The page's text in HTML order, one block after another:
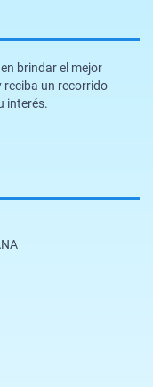
brindar el mejor
reciba un recorrido
interés.